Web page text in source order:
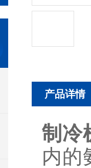
产品详情
制冷
内的